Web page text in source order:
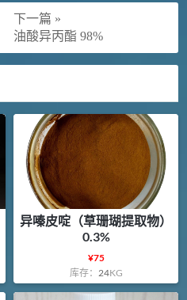
下一篇 »
油酸异丙酯 98%
异嗪皮啶（草珊瑚提取物）
0.3%
¥75
库存： 24KG